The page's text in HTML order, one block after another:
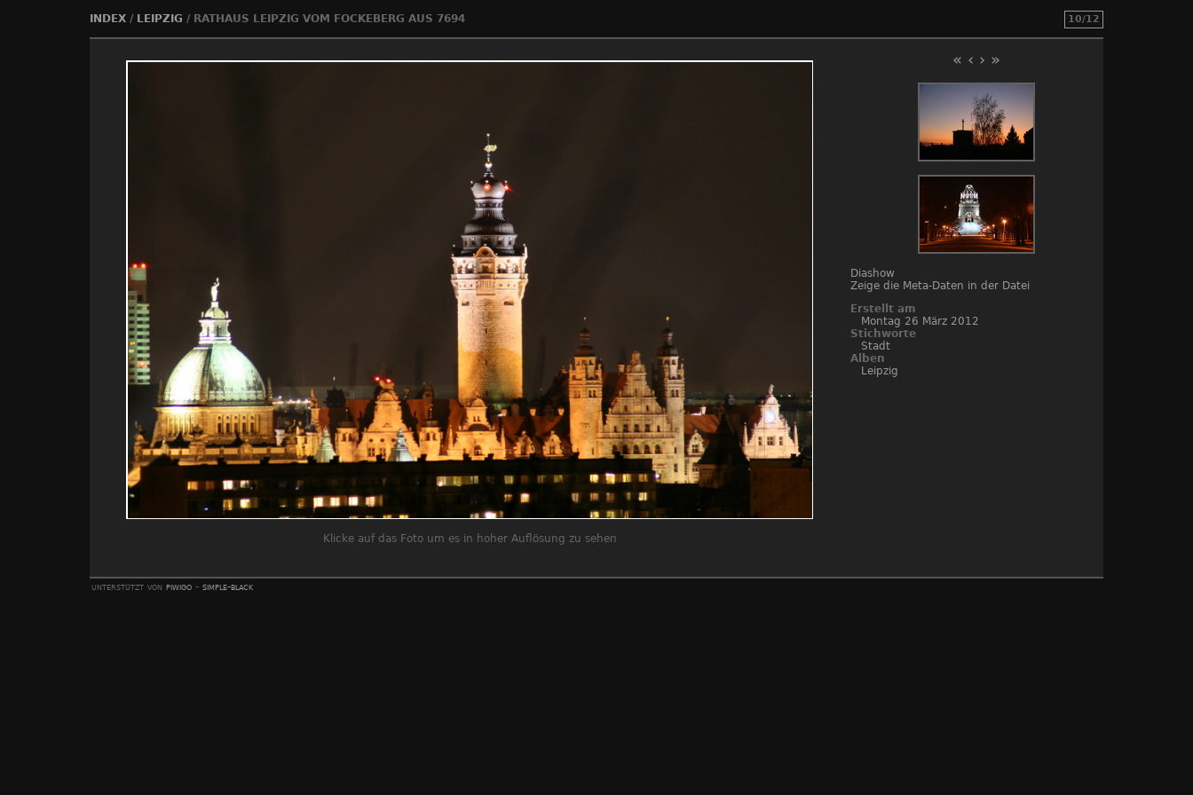
10/12
INDEX/ LEIPZIG / RATHAUS LEIPZIG VOM FOCKEBERG AUS 7694
Klicke auf das Foto um es in hoher Auflösung zu sehen
« ‹ › »
Diashow
Zeige die Meta-Daten in der Datei
Erstellt am
Montag 26 März 2012
Stichworte
Stadt
Alben
Leipzig
unterstützt von piwigo- simple-black